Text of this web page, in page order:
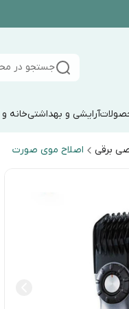
جستجو در
آرایشی و بهداشتیخانه
برقی اصلاح موی صورت